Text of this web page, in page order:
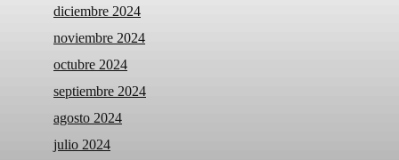
diciembre 2024
noviembre 2024
octubre 2024
septiembre 2024
agosto 2024
julio 2024